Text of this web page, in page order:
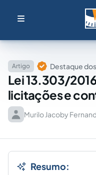
Artigo Destaque
Lei 13.303/
licitações e
Murilo Jacoby
Resumo: